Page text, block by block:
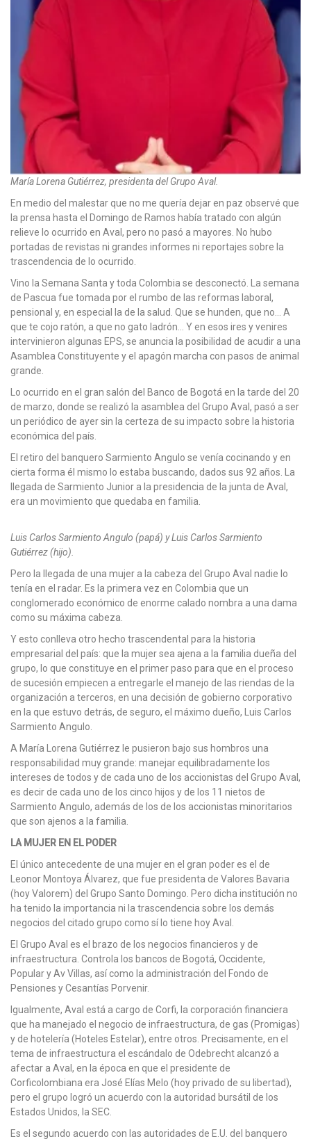
María Lorena Gutiérrez, presidenta del Grupo Aval.
En medio del malestar que no me quería dejar en paz observé que
la prensa hasta el Domingo de Ramos había tratado con algún
relieve lo ocurrido en Aval, pero no pasó a mayores. No hubo
portadas de revistas ni grandes informes ni reportajes sobre la
trascendencia de lo ocurrido.
Vino la Semana Santa y toda Colombia se desconectó. La semana
de Pascua fue tomada por el rumbo de las reformas laboral,
pensional y, en especial la de la salud. Que se hunden, que no… A
que te cojo ratón, a que no gato ladrón… Y en esos ires y venires
intervinieron algunas EPS, se anuncia la posibilidad de acudir a una
Asamblea Constituyente y el apagón marcha con pasos de animal
grande.
Lo ocurrido en el gran salón del Banco de Bogotá en la tarde del 20
de marzo, donde se realizó la asamblea del Grupo Aval, pasó a ser
un periódico de ayer sin la certeza de su impacto sobre la historia
económica del país.
El retiro del banquero Sarmiento Angulo se venía cocinando y en
cierta forma él mismo lo estaba buscando, dados sus 92 años. La
llegada de Sarmiento Junior a la presidencia de la junta de Aval,
era un movimiento que quedaba en familia.
Luis Carlos Sarmiento Angulo (papá) y Luis Carlos Sarmiento
Gutiérrez (hijo).
Pero la llegada de una mujer a la cabeza del Grupo Aval nadie lo
tenía en el radar. Es la primera vez en Colombia que un
conglomerado económico de enorme calado nombra a una dama
como su máxima cabeza.
Y esto conlleva otro hecho trascendental para la historia
empresarial del país: que la mujer sea ajena a la familia dueña del
grupo, lo que constituye en el primer paso para que en el proceso
de sucesión empiecen a entregarle el manejo de las riendas de la
organización a terceros, en una decisión de gobierno corporativo
en la que estuvo detrás, de seguro, el máximo dueño, Luis Carlos
Sarmiento Angulo.
A María Lorena Gutiérrez le pusieron bajo sus hombros una
responsabilidad muy grande: manejar equilibradamente los
intereses de todos y de cada uno de los accionistas del Grupo Aval,
es decir de cada uno de los cinco hijos y de los 11 nietos de
Sarmiento Angulo, además de los de los accionistas minoritarios
que son ajenos a la familia.
LA MUJER EN EL PODER
El único antecedente de una mujer en el gran poder es el de
Leonor Montoya Álvarez, que fue presidenta de Valores Bavaria
(hoy Valorem) del Grupo Santo Domingo. Pero dicha institución no
ha tenido la importancia ni la trascendencia sobre los demás
negocios del citado grupo como sí lo tiene hoy Aval.
El Grupo Aval es el brazo de los negocios financieros y de
infraestructura. Controla los bancos de Bogotá, Occidente,
Popular y Av Villas, así como la administración del Fondo de
Pensiones y Cesantías Porvenir.
Igualmente, Aval está a cargo de Corfi, la corporación financiera
que ha manejado el negocio de infraestructura, de gas (Promigas)
y de hotelería (Hoteles Estelar), entre otros. Precisamente, en el
tema de infraestructura el escándalo de Odebrecht alcanzó a
afectar a Aval, en la época en que el presidente de
Corficolombiana era José Elías Melo (hoy privado de su libertad),
pero el grupo logró un acuerdo con la autoridad bursátil de los
Estados Unidos, la SEC.
Es el segundo acuerdo con las autoridades de E.U. del banquero